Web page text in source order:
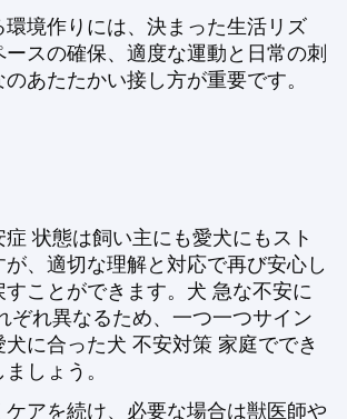
環境作りには、決まった生活リズ
スの確保、適度な運動と日常の刺
あたたかい接し方が重要です。
状態は飼い主にも愛犬にもスト
が、適切な理解と対応で再び安心し
すことができます。犬 急な不安に
ぞれ異なるため、一つ一つサイン
に合った犬 不安対策 家庭ででき
しょう。
アを続け、必要な場合は獣医師や